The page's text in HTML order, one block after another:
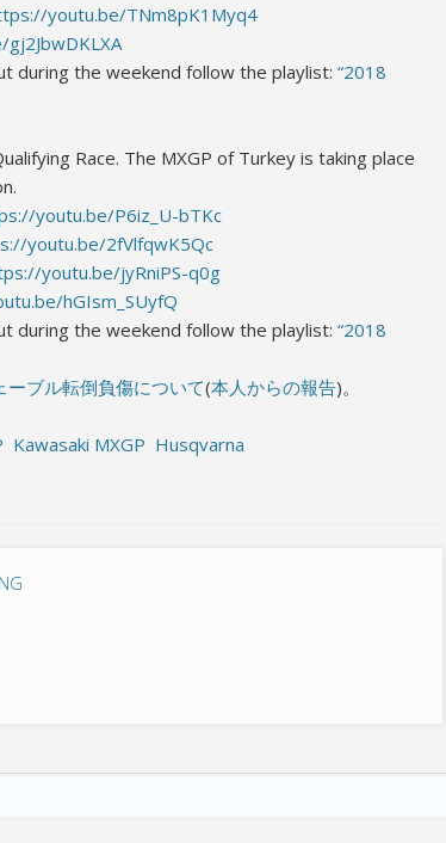
youtu.be/TNm8pK1Myq4
during the weekend follow the playlist:“2018
Race. The MXGP of Turkey is taking place
youtu.be/P6iz_U-bTKc
youtu.be/2fVlfqwK5Qc
youtu.be/jyRniPS-q0g
hGIsm_SUyfQ
during the weekend follow the playlist:“2018
ーブル転倒負傷について(本人からの報告)。
Kawasaki MXGP Husqvarna